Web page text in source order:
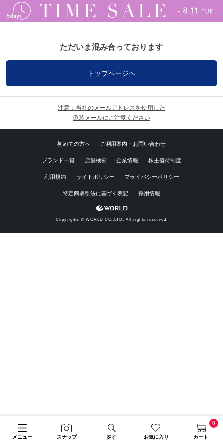
メニュー スナップ 探す お気に入り カート
0
ただいま混み合っております
トップページへ
注意：当社のメールアドレスを使用した
偽装メールにご注意ください
初めての方へ ご利用案内・お問い合わせ
ブランド一覧 店舗検索 企業情報 株主優待制度
利用規約 サイトポリシー プライバシーポリシー
特定商取引法に基づく表記 採用情報
Copyrights © WORLD CO.,LTD. All rights reserved.